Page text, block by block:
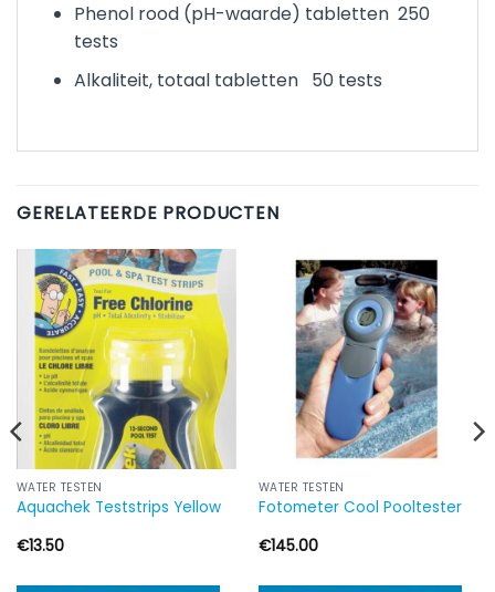
Phenol rood (pH-waarde) tabletten 250
tests
Alkaliteit, totaal tabletten 50 tests
GERELATEERDE PRODUCTEN
WATER TESTEN
Aquachek Teststrips Yellow
€13.50
WATER TESTEN
Fotometer Cool Pooltester
€145.00